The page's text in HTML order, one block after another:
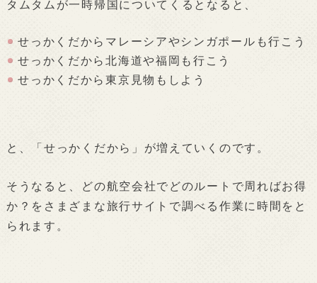
タムタムが一時帰国についてくるとなると、
せっかくだからマレーシアやシンガポールも行こう
せっかくだから北海道や福岡も行こう
せっかくだから東京見物もしよう
と、「せっかくだから」が増えていくのです。
そうなると、どの航空会社でどのルートで周ればお得
か？をさまざまな旅行サイトで調べる作業に時間をと
られます。